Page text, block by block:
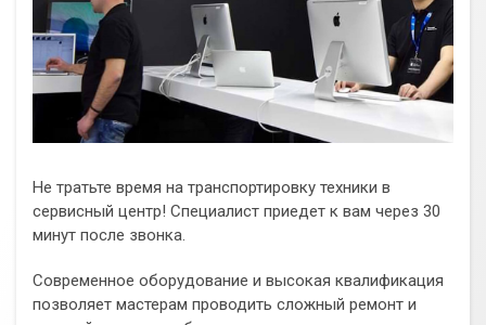
Не тратьте время на транспортировку техники в
сервисный центр! Специалист приедет к вам через 30
минут после звонка.
Современное оборудование и высокая квалификация
позволяет мастерам проводить сложный ремонт и